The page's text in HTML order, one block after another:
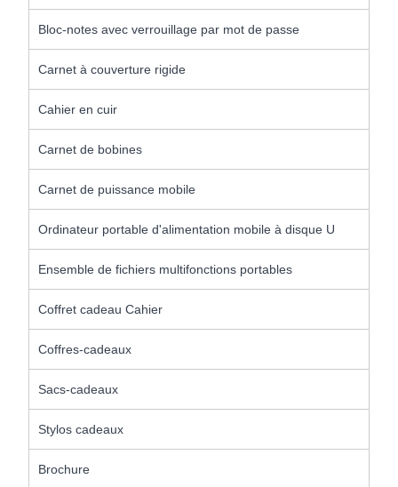
Bloc-notes avec verrouillage par mot de passe
Carnet à couverture rigide
Cahier en cuir
Carnet de bobines
Carnet de puissance mobile
Ordinateur portable d'alimentation mobile à disque U
Ensemble de fichiers multifonctions portables
Coffret cadeau Cahier
Coffres-cadeaux
Sacs-cadeaux
Stylos cadeaux
Brochure